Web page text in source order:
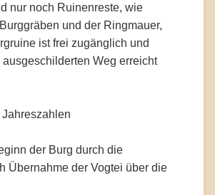
nur noch Ruinenreste, wie
und der Ringmauer,
ist frei zugänglich und
ausgeschilderten Weg erreicht
der Burg durch die
Übernahme der Vogtei über die